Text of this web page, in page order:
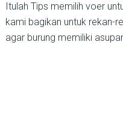
Itulah Tips memilih voer
kami bagikan untuk rekan-
agar burung memiliki